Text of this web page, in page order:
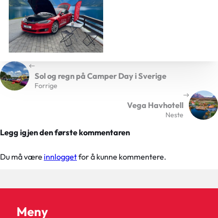
Forrige
Sol og regn på Camper Day i Sverige
Neste
Vega Havhotell
Legg igjen den første kommentaren
Du må være innloggetfor å kunne kommentere.
Meny